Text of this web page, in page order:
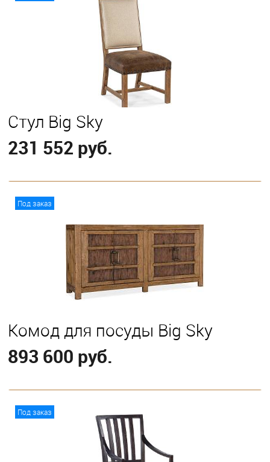
Стул Big Sky
231 552 руб.
Под заказ
Комод для посуды Big Sky
893 600 руб.
Под заказ